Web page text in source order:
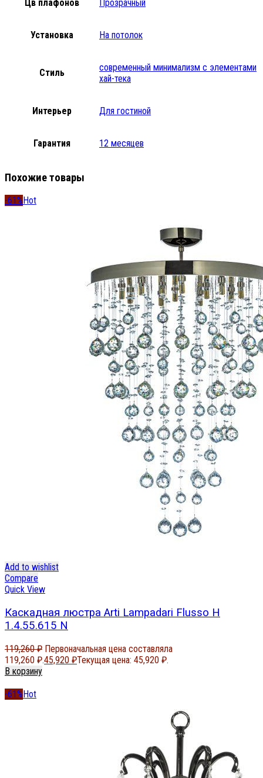
Цв плафонов Прозрачный
Установка На потолок
Стиль
современный минимализм с элементами
хай-тека
Интерьер Для гостиной
Гарантия 12 месяцев
Похожие товары
-61% Hot
Add to wishlist
Compare
Quick View
Каскадная люстра Arti Lampadari Flusso H
1.4.55.615 N
119,260₽ Первоначальная цена составляла
119,260 ₽.45,920 ₽Текущая цена: 45,920 ₽.
В корзину
-61%Hot